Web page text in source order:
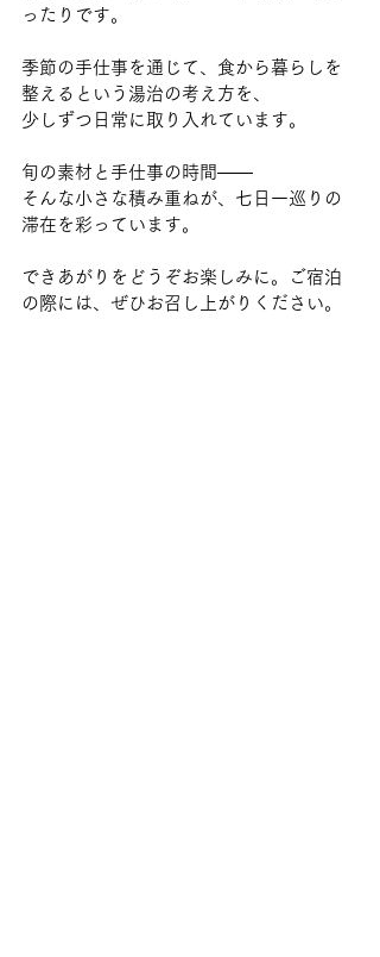
ったりです。
季節の手仕事を通じて、食から暮らしを
整えるという湯治の考え方を、
少しずつ日常に取り入れています。
旬の素材と手仕事の時間——
そんな小さな積み重ねが、七日一巡りの
滞在を彩っています。
できあがりをどうぞお楽しみに。ご宿泊
の際には、ぜひお召し上がりください。